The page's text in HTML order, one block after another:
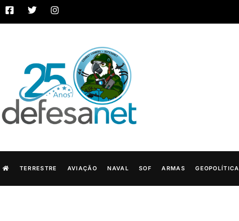
TERRESTRE AVIAÇÃO NAVAL SOF ARMAS GEOPOLÍTICA